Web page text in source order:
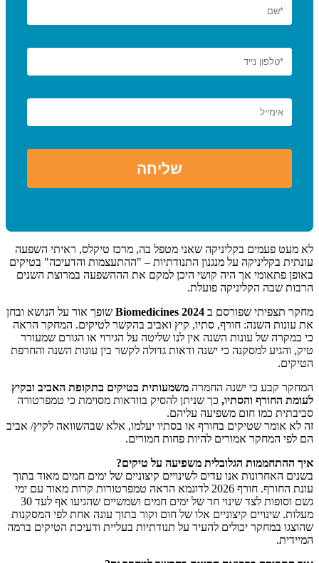
לא מעט פעמים בקליניקה שאני מטפל בה, מרכז טיקלס, ראיתי השפעה
עונתית בקליניקה על מנגנון התנודתיות – "ההתעצמות והדעיכה" בטיקים
באופן פתאומי אך היה קושי היכן למקם את הההשפעה במרוצת השנים
הרבות שבה הקליניקה פועלת.
מחקר תצפיתי שפורסם ב Biomedicines 2024 שופך אור על הנושא ובחן
את עונות השנה: חורף, סתיו, קיץ ואביב בהקשר לטיקים. המחקר הראה
כי במקרה של עונות השנה אין לנו שליטה על הגירוי או הגורם שמעורר
טיק, והגיע למסקנה כי ישנה ודאות גדולה לקשר בין עונות השנה והחרפת
הטיקים.
המחקר קבע כי ישנה החמרה משמעותית בטיקים בתקופת האביב ובקיץ
לעומת החורף והסתיו, כך שניתן להסיק בוודאות מסוימת כי טמפרטורה
סביבתית כמו חום משפיעה עליהם.
זה לא אומר שטיקים בחורף או בסתיו יעלמו, אלא שבהשוואה לקיץ/ אביב
הם לפי המחקר אמורים להיות פחות חמורים.
איך ההתחממות הגלובלית משפיעה על טיקים?
בשנים האחרונות אנו עדים לשינויים קיצוניים של ימים חמים מאוד בתוך
עונת החורף. חורף 2026 לדוגמא הראה טמפרטורות קרות מאוד עם ימי
גשם וסופות לצד שינוי חד של ימים חמים ושמשיים שהגיעו אף לעד 30
מעלות. שינויים קיצוניים אלו של חום וקור בתוך עונה אחת לפי המסקנות
שהוצגו במחקר יכולים להעיד על תנודתיות בעליית ודעיכת הטיקים ברמה
המיידית.